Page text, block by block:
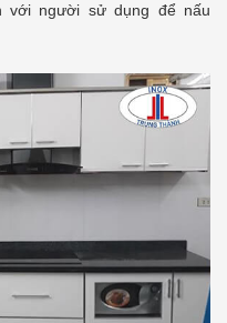
với người sử dụng để nấu